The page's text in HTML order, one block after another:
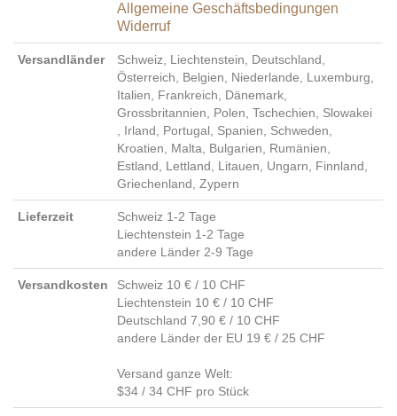
Allgemeine Geschäftsbedingungen
Widerruf
Versandländer
Schweiz, Liechtenstein, Deutschland,
Österreich, Belgien, Niederlande, Luxemburg,
Italien, Frankreich, Dänemark,
Grossbritannien, Polen, Tschechien, Slowakei
, Irland, Portugal, Spanien, Schweden,
Kroatien, Malta, Bulgarien, Rumänien,
Estland, Lettland, Litauen, Ungarn, Finnland,
Griechenland, Zypern
Lieferzeit
Schweiz 1-2 Tage
Liechtenstein 1-2 Tage
andere Länder 2-9 Tage
Versandkosten
Schweiz 10 € / 10 CHF
Liechtenstein 10 € / 10 CHF
Deutschland 7,90 € / 10 CHF
andere Länder der EU 19 € / 25 CHF
Versand ganze Welt:
$34 / 34 CHF pro Stück